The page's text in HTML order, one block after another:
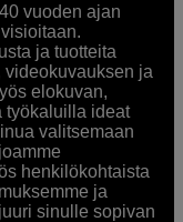
vuoden ajan
ja tuotteita
videokuvauksen ja
elokuvan,
työkaluilla ideat
valitsemaan
henkilökohtaista
ja
sinulle sopivan